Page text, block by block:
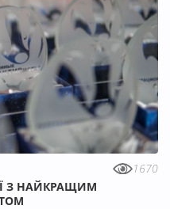
1670
З НАЙКРАЩИМ